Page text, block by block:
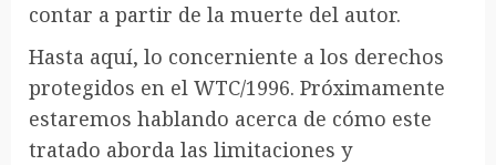
contar a partir de la muerte del autor.
Hasta aquí, lo concerniente a los derechos
protegidos en el WTC/1996. Próximamente
estaremos hablando acerca de cómo este
tratado aborda las limitaciones y